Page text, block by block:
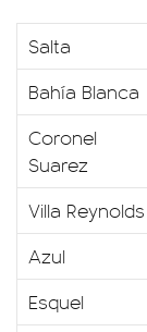
Salta
Bahía Blanca
Coronel
Suarez
Villa Reynolds
Azul
Esquel